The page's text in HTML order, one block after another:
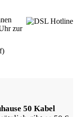
zur
50 Kabel